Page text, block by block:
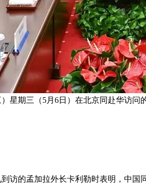
星期三（5月6日）在北京同赴华访
访的孟加拉外长卡利勒时表明，中